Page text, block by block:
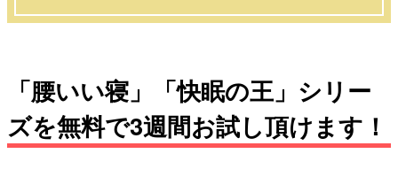
「腰いい寝」「快眠の王」シリー
ズを無料で3週間お試し頂けます！